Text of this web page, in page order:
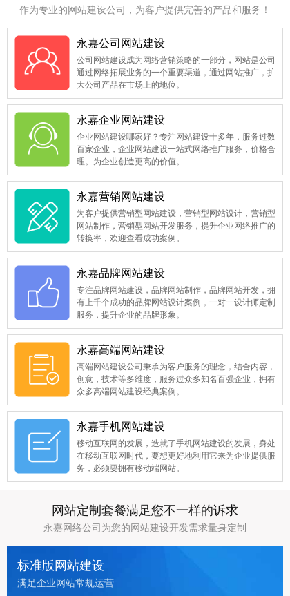
作为专业的网站建设公司，为客户提供完善的产品和服务！
永嘉公司网站建设
公司网站建设成为网络营销策略的一部分，网站是公司
通过网络拓展业务的一个重要渠道，通过网站推广，扩
大公司产品在市场上的地位。
永嘉企业网站建设
企业网站建设哪家好？专注网站建设十多年，服务过数
百家企业，企业网站建设一站式网络推广服务，价格合
理。为企业创造更高的价值。
永嘉营销网站建设
为客户提供营销型网站建设，营销型网站设计，营销型
网站制作，营销型网站开发服务，提升企业网络推广的
转换率，欢迎查看成功案例。
永嘉品牌网站建设
专注品牌网站建设，品牌网站制作，品牌网站开发，拥
有上千个成功的品牌网站设计案例，一对一设计师定制
服务，提升企业的品牌形象。
永嘉高端网站建设
高端网站建设公司秉承为客户服务的理念，结合内容，
创意，技术等多维度，服务过众多知名百强企业，拥有
众多高端网站建设经典案例。
永嘉手机网站建设
移动互联网的发展，造就了手机网站建设的发展，身处
在移动互联网时代，要想更好地利用它来为企业提供服
务，必须要拥有移动端网站。
网站定制套餐满足您不一样的诉求
永嘉网络公司为您的网站建设开发需求量身定制
标准版网站建设
满足企业网站常规运营